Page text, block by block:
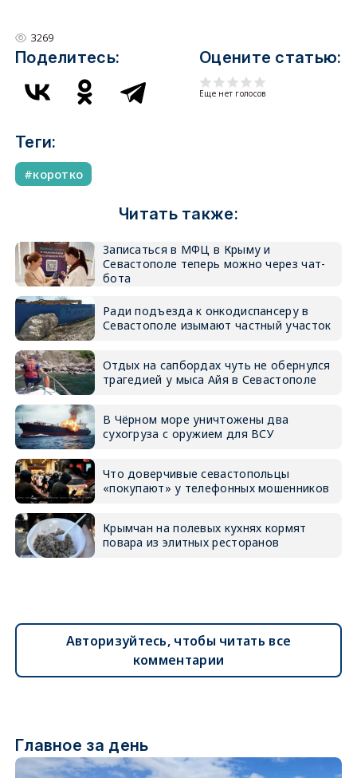
3269
Поделитесь: Оцените статью:
Еще нет голосов
Теги:
коротко
Читать также:
Записаться в МФЦ в Крыму и
Севастополе теперь можно через чат-
бота
Ради подъезда к онкодиспансеру в
Севастополе изымают частный участок
Отдых на сапбордах чуть не обернулся
трагедией у мыса Айя в Севастополе
В Чёрном море уничтожены два
сухогруза с оружием для ВСУ
Что доверчивые севастопольцы
«покупают» у телефонных мошенников
Крымчан на полевых кухнях кормят
повара из элитных ресторанов
Авторизуйтесь, чтобы читать все
комментарии
Главное за день